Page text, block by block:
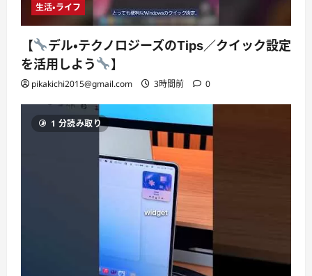
生活・ライフ
【
デル・テクノロジーズのTips／クイック設定
を活用しよう
】
pikakichi2015@gmail.com 3時間前 0
1 分読み取り